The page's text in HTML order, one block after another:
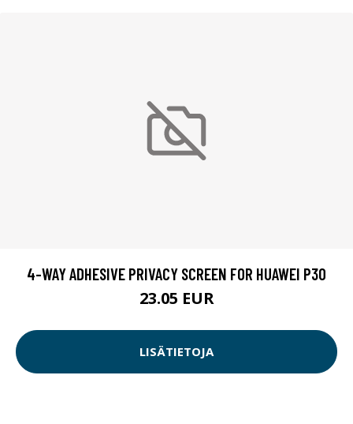
4-WAY ADHESIVE PRIVACY SCREEN FOR HUAWEI P30
23.05 EUR
LISÄTIETOJA